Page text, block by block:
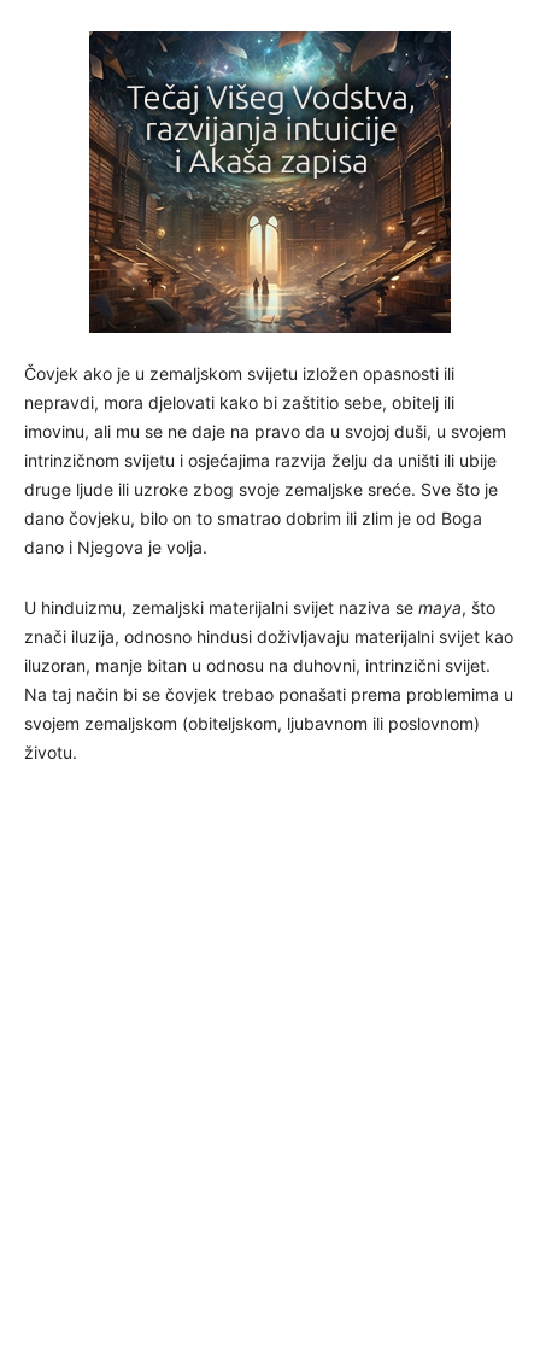
Čovjek ako je u zemaljskom svijetu izložen opasnosti ili
nepravdi, mora djelovati kako bi zaštitio sebe, obitelj ili
imovinu, ali mu se ne daje na pravo da u svojoj duši, u svojem
intrinzičnom svijetu i osjećajima razvija želju da uništi ili ubije
druge ljude ili uzroke zbog svoje zemaljske sreće. Sve što je
dano čovjeku, bilo on to smatrao dobrim ili zlim je od Boga
dano i Njegova je volja.
U hinduizmu, zemaljski materijalni svijet naziva se maya, što
znači iluzija, odnosno hindusi doživljavaju materijalni svijet kao
iluzoran, manje bitan u odnosu na duhovni, intrinzični svijet.
Na taj način bi se čovjek trebao ponašati prema problemima u
svojem zemaljskom (obiteljskom, ljubavnom ili poslovnom)
životu.